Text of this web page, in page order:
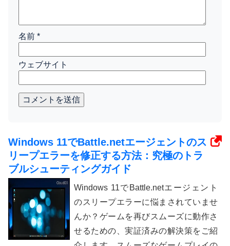
名前 *
ウェブサイト
コメントを送信
Windows 11でBattle.netエージェントのス
リープエラーを修正する方法：究極のトラ
ブルシューティングガイド
Windows 11でBattle.netエージェント
のスリープエラーに悩まされていませ
んか？ゲームを再びスムーズに動作さ
せるための、実証済みの解決策をご紹